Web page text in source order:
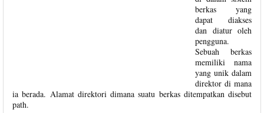
berkas yang
dapat diakses
dan diatur oleh
pengguna.
Sebuah berkas
memiliki nama
yang unik dalam
direktor di mana
ia berada. Alamat direktori dimana suatu berkas ditempatkan disebut
path.